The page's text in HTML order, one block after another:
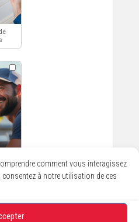
comment vous interagissez
à notre utilisation de ces